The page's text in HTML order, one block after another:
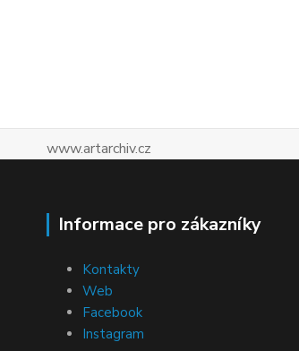
www.artarchiv.cz
Informace pro zákazníky
Kontakty
Web
Facebook
Instagram